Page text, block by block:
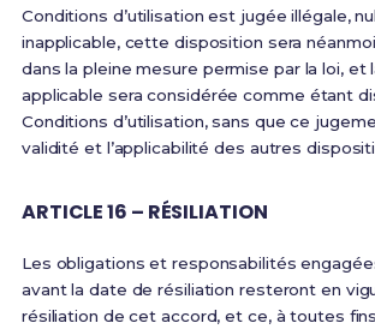
Conditions d’utilisation est jugée illégale,
inapplicable, cette disposition sera
dans la pleine mesure permise par la loi, et
applicable sera considérée comme étant
Conditions d’utilisation, sans que ce
validité et l’applicabilité des autres
ARTICLE 16 – RÉSILIATION
Les obligations et responsabilités
avant la date de résiliation resteront en
résiliation de cet accord, et ce, à toutes